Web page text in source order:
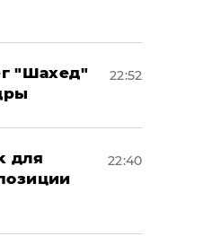
"Шахед"
22:52
для
22:40